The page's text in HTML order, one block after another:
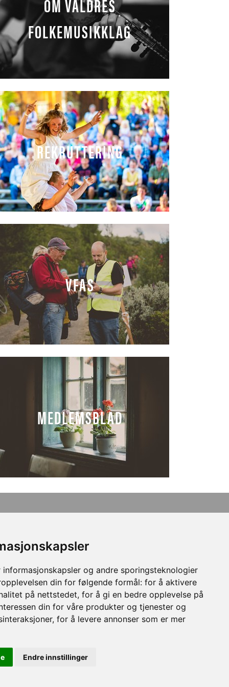
og andre sporingsteknologier
din for følgende formål: for å aktivere
på nettstedet, for å gi en bedre opplevelse på
din for våre produkter og tjenester og
, for å levere annonser som er mer
Endre innstillinger
OM VALDRES
FOLKEMUSIKKLAG
REKRUTTERING
VFAS
MEDLEMSBLAD